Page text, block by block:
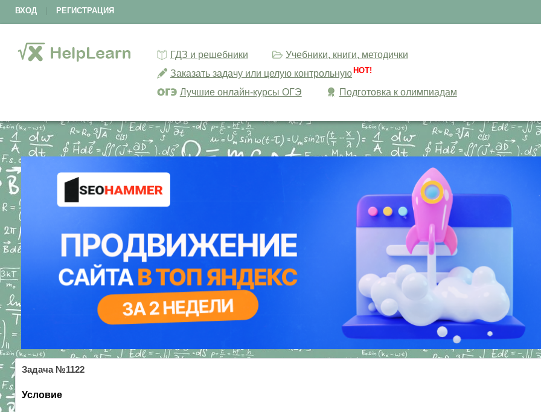
ВХОД РЕГИСТРАЦИЯ
ГДЗ и решебники
Учебники, книги, методички
Заказать задачу или целую контрольную HOT!
Лучшие онлайн-курсы ОГЭ Подготовка к олимпиадам
Задача №1122
Условие